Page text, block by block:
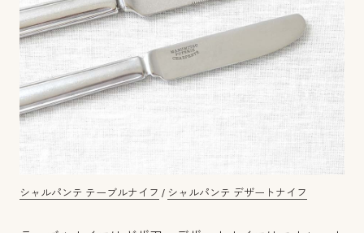
シャルパンテ テーブルナイフ / シャルパンテ デザートナイフ